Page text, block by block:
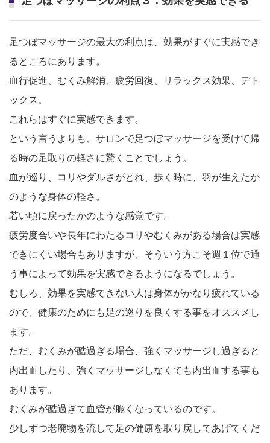
足つぼマッサージの最大の利点は、効果がすぐに実感でき
るところにあります。
血行促進、むくみ解消、疲労回復、リラックス効果、デト
ックス。
これらはすぐに実感できます。
という言うよりも、サロンで足つぼマッサージを受けて帰
る時の足取りの軽さに驚くことでしょう。
血が巡り、コリやダルさがとれ、歩く時に、羽が生えたか
のような身体の軽さ。
若い頃に戻ったかのような感覚です。
疲労度合いや長年にわたるコリやむくみがある場合は実感
できにくい場合もありますが、そういう方こそ週１位で通
う事によって効果を実感できるようになるでしょう。
むしろ、効果を実感できない人は身体がかなり疲れている
ので、健康のためにも足の巡りを良くする事をオススメし
ます。
ただ、むくみが酷過ぎる場合、強くマッサージし過ぎると
内出血したり、強くマッサージしなくても内出血する事も
あります。
むくみが酷過ぎて血管が脆くなっているのです。
少しずつ老廃物を流して足の健康を取り戻してあげてくだ